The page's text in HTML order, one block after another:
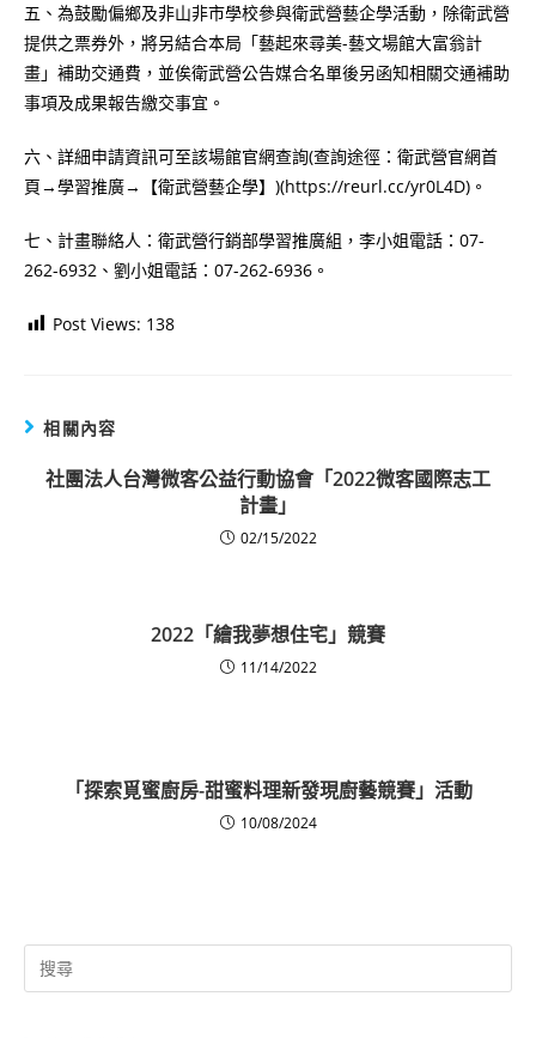
五、為鼓勵偏鄉及非山非市學校參與衛武營藝企學活動，除衛武營
提供之票券外，將另結合本局「藝起來尋美-藝文場館大富翁計
畫」補助交通費，並俟衛武營公告媒合名單後另函知相關交通補助
事項及成果報告繳交事宜。
六、詳細申請資訊可至該場館官網查詢(查詢途徑：衛武營官網首
頁→學習推廣→【衛武營藝企學】)(https://reurl.cc/yr0L4D)。
七、計畫聯絡人：衛武營行銷部學習推廣組，李小姐電話：07-
262-6932、劉小姐電話：07-262-6936。
Post Views: 138
相關內容
社團法人台灣微客公益行動協會「2022微客國際志工
計畫」
02/15/2022
2022「繪我夢想住宅」競賽
11/14/2022
「探索覓蜜廚房-甜蜜料理新發現廚藝競賽」活動
10/08/2024
Search
for: